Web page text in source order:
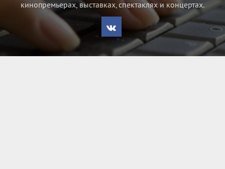
кинопремьерах, выставках, спектаклях и концертах.